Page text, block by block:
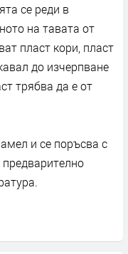
се реди в
на тавата от
пласт кори, пласт
до изчерпване
трябва да е от
и се поръсва с